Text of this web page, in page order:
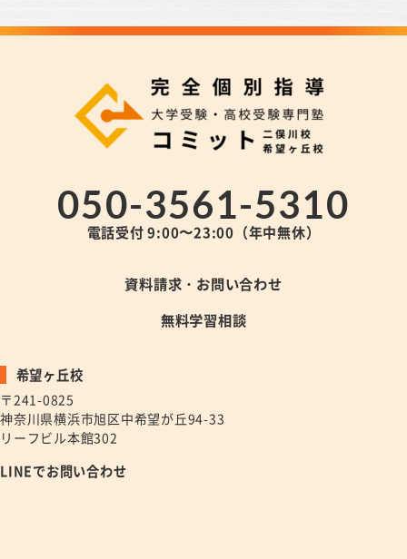
050-3561-5310
電話受付 9:00〜23:00（年中無休）
資料請求・お問い合わせ
無料学習相談
希望ヶ丘校
〒241-0825
神奈川県横浜市旭区中希望が丘94-33
リーフビル本館302
LINEでお問い合わせ